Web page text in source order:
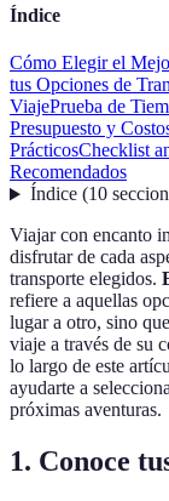
Índice
Cómo Elegir el
tus Opciones de
ViajePrueba de
Presupuesto y
PrácticosChecklist
Recomendados
Índice(10
Viajar con encanto
disfrutar de cada
transporte elegidos.
refiere a aquellas
lugar a otro, sino
viaje a través de su
lo largo de este
ayudarte a
próximas aventuras.
1. Conoce